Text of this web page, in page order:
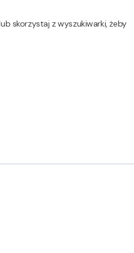
skorzystaj z wyszukiwarki, żeby